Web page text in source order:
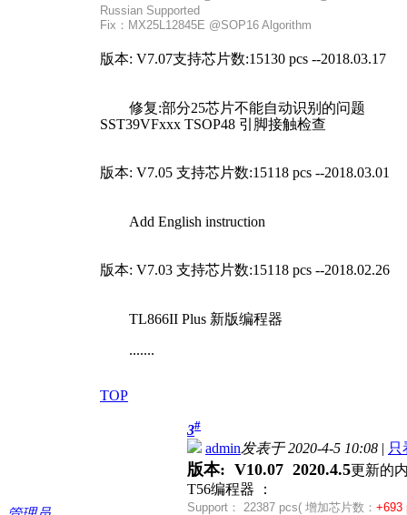
Russian Supported
Fix：MX25L12845E @SOP16 Algorithm
版本: V7.07支持芯片数:15130 pcs --2018.03.17
修复:部分25芯片不能自动识别的问题
SST39VFxxx TSOP48 引脚接触检查
版本: V7.05 支持芯片数:15118 pcs --2018.03.01
Add English instruction
版本: V7.03 支持芯片数:15118 pcs --2018.02.26
TL866II Plus 新版编程器
.......
TOP
3#
admin发表于 2020-4-5 10:08 | 只
版本: V10.07 2020.4.5更新的
T56编程器 ：
Support： 22387 pcs( 增加芯片数： +693